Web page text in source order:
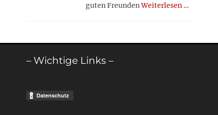
guten FreundenWeiterlesen …
– Wichtige Links –